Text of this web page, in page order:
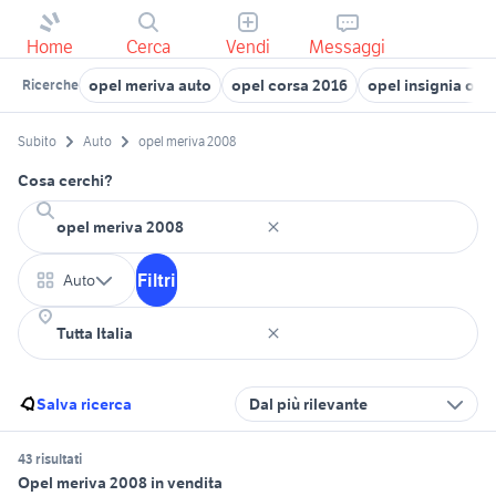
Home Cerca Vendi Messaggi
Ricerche opel meriva auto opel corsa 2016 opel insignia opc
Subito Auto opel meriva 2008
Cosa cerchi?
Auto Filtri
Salva ricerca Dal più rilevante
43 risultati
Opel meriva 2008 in vendita